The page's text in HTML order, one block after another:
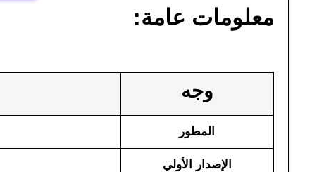
معلومات عامة:
وجه
المطور
الإصدار الأولي